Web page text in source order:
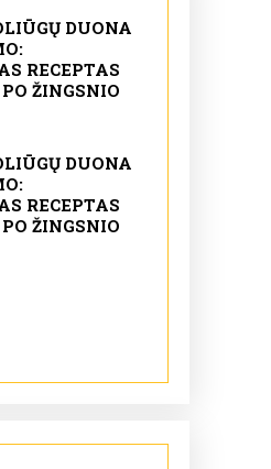
DUONA
RECEPTAS
ŽINGSNIO
DUONA
RECEPTAS
ŽINGSNIO